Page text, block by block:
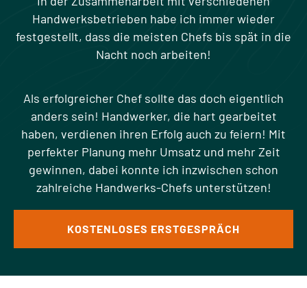
Handwerksbetrieben habe ich immer wieder
festgestellt, dass die meisten Chefs bis spät in die
Nacht noch arbeiten!
Als erfolgreicher Chef sollte das doch eigentlich
anders sein! Handwerker, die hart gearbeitet
haben, verdienen ihren Erfolg auch zu feiern! Mit
perfekter Planung mehr Umsatz und mehr Zeit
gewinnen, dabei konnte ich inzwischen schon
zahlreiche Handwerks-Chefs unterstützen!
KOSTENLOSES ERSTGESPRÄCH